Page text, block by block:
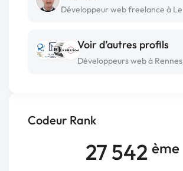
Codeur Rank
27 542 ème
Voir d’autres profils
Développeurs web à Rennes